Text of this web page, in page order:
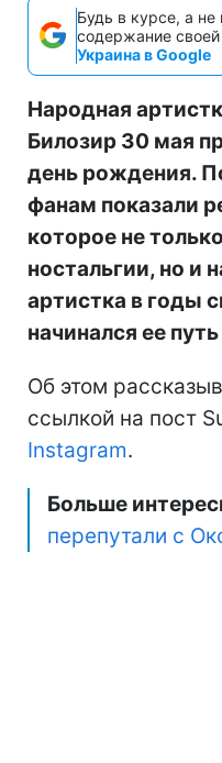
Будь в курсе, а
содержание своей
Украина в Google
Народная
Билозир 30 мая
день рождения.
фанам показали
которое не
ностальгии, но и
артистка в годы
начинался ее
Об этом
ссылкой на пост
Instagram.
Больше
перепутали с